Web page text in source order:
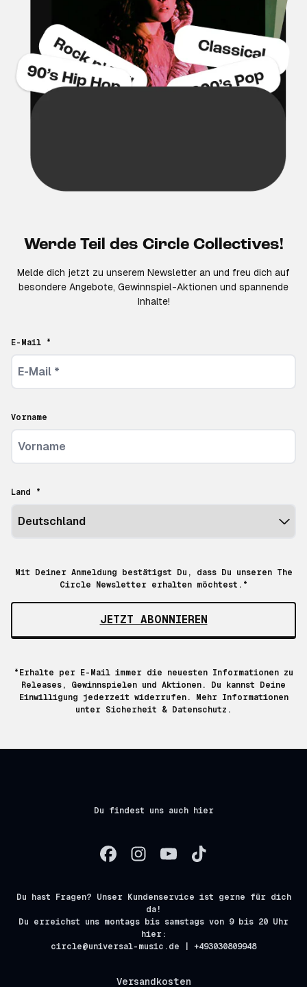
Werde Teil des Circle Collectives!
Melde dich jetzt zu unserem Newsletter an und freu dich auf
besondere Angebote, Gewinnspiel-Aktionen und spannende
Inhalte!
E-Mail *
Vorname
Land *
Mit Deiner Anmeldung bestätigst Du, dass Du unseren The
Circle Newsletter erhalten möchtest.*
JETZT ABONNIEREN
*Erhalte per E-Mail immer die neuesten Informationen zu
Releases, Gewinnspielen und Aktionen. Du kannst Deine
Einwilligung jederzeit widerrufen. Mehr Informationen
unter Sicherheit & Datenschutz.
Du findest uns auch hier
Du hast Fragen? Unser Kundenservice ist gerne für dich
da!
Du erreichst uns montags bis samstags von 9 bis 20 Uhr
hier:
circle@universal-music.de | +493030809948
Versandkosten